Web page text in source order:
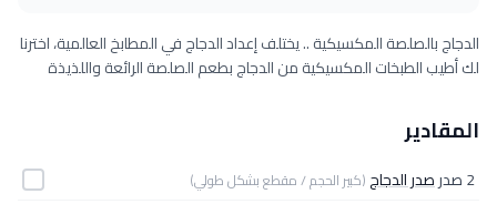
الدجاج بالصلصة المكسيكية .. يختلف إعداد الدجاج في المطابخ العالمية، اخترنا
لك أطيب الطبخات المكسيكية من الدجاج بطعم الصلصة الرائعة واللذيذة
المقادير
2 صدر صدر الدجاج(كبير الحجم / مقطع بشكل طولي)